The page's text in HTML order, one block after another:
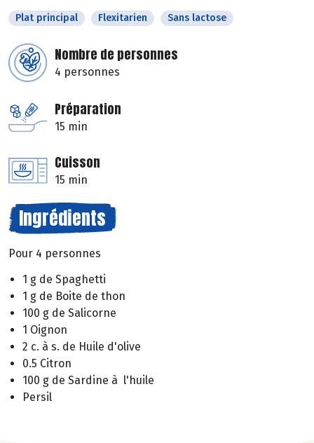
Plat principal Flexitarien Sans lactose
Nombre de personnes
4 personnes
Préparation
15 min
Cuisson
15 min
Ingrédients
Pour 4 personnes
1 g de Spaghetti
1 g de Boite de thon
100 g de Salicorne
1 Oignon
2 c. à s. de Huile d'olive
0.5 Citron
100 g de Sardine à l'huile
Persil